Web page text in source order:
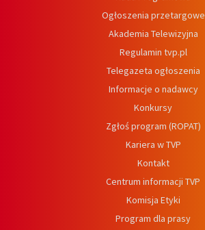
Ogłoszenia przetargowe
Akademia Telewizyjna
Regulamin tvp.pl
Telegazeta ogłoszenia
Informacje o nadawcy
Konkursy
Zgłoś program (ROPAT)
Kariera w TVP
Kontakt
Centrum informacji TVP
Komisja Etyki
Program dla prasy